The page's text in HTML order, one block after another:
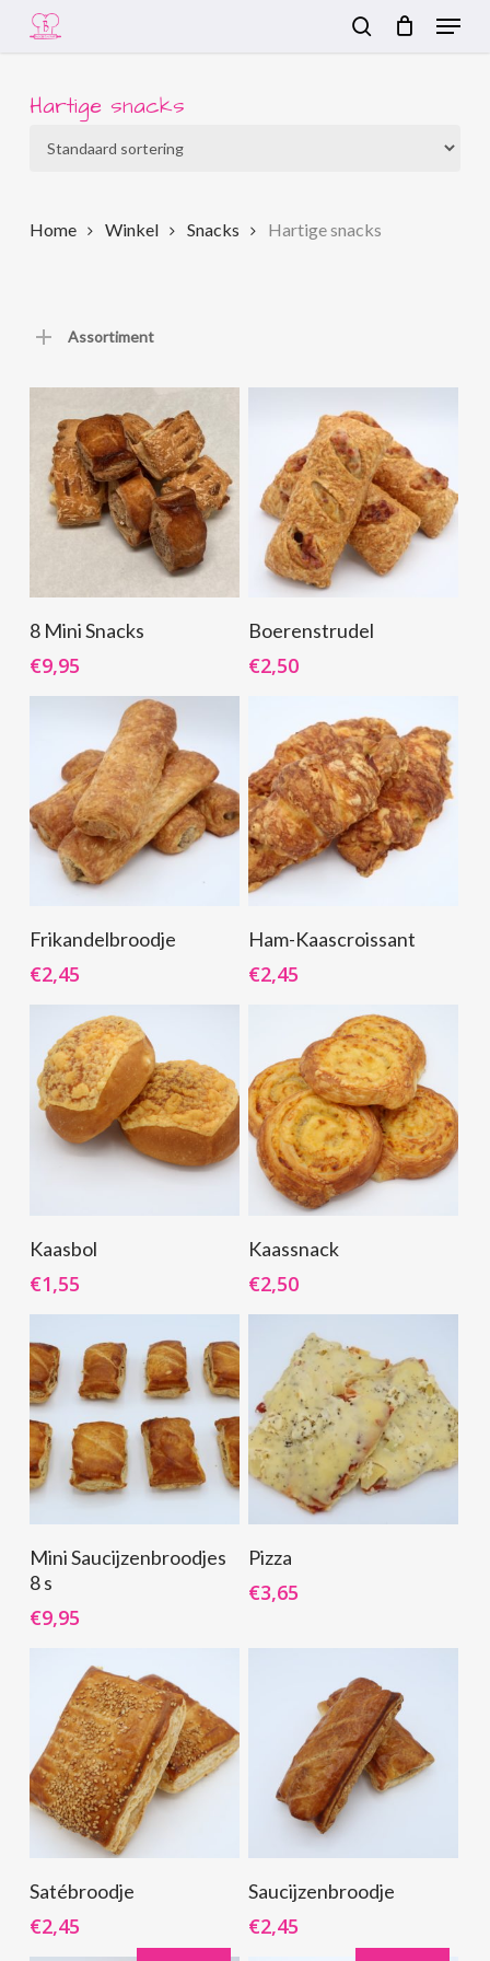
content
Menu
Hartige snacks
Home Winkel Snacks Hartige snacks
Assortiment
Toevoegen Aan
8 Mini Snacks
€9,95
Toevoegen Aan
Boerenstrudel
€2,50
Toevoegen Aan
Winkelwagen
Frikandelbroodje
€2,45
Toevoegen Aan
Ham-Kaascroissant
€2,45
Kaasbol
€1,55
Kaassnack
€2,50
Toevoegen Aan
Winkelwagen
Mini Saucijzenbroodjes
8 s
€9,95
Pizza
€3,65
Toevoegen Aan
Winkelwagen
Satébroodje
€2,45
Toevoegen Aan
Winkelwagen
Saucijzenbroodje
€2,45